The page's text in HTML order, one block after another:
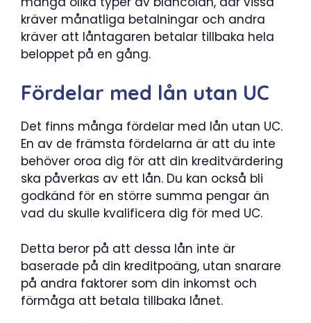
kräver månatliga betalningar och andra
kräver att låntagaren betalar tillbaka hela
beloppet på en gång.
Fördelar med lån utan UC
Det finns många fördelar med lån utan UC.
En av de främsta fördelarna är att du inte
behöver oroa dig för att din kreditvärdering
ska påverkas av ett lån. Du kan också bli
godkänd för en större summa pengar än
vad du skulle kvalificera dig för med UC.
Detta beror på att dessa lån inte är
baserade på din kreditpoäng, utan snarare
på andra faktorer som din inkomst och
förmåga att betala tillbaka lånet.